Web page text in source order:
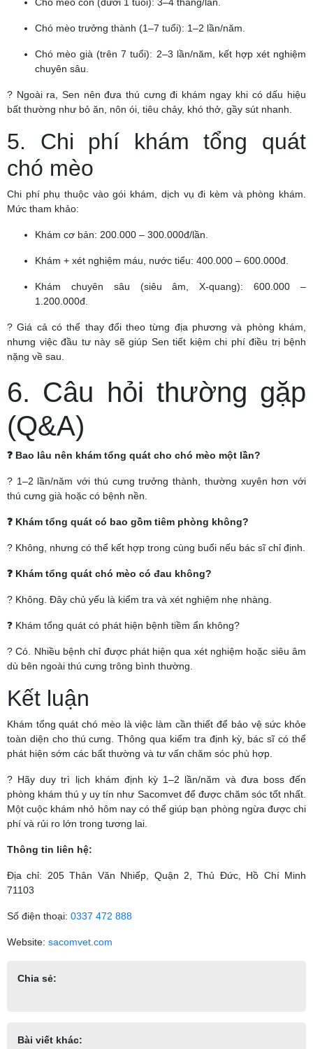
Chó mèo trưởng thành (1–7 tuổi): 1–2 lần/năm.
Chó mèo già (trên 7 tuổi): 2–3 lần/năm, kết hợp xét nghiệm
chuyên sâu.
? Ngoài ra, Sen nên đưa thú cưng đi khám ngay khi có dấu hiệu
bất thường như bỏ ăn, nôn ói, tiêu chảy, khó thở, gầy sút nhanh.
5. Chi phí khám tổng quát
chó mèo
Chi phí phụ thuộc vào gói khám, dịch vụ đi kèm và phòng khám.
Mức tham khảo:
Khám cơ bản: 200.000 – 300.000đ/lần.
Khám + xét nghiệm máu, nước tiểu: 400.000 – 600.000đ.
Khám chuyên sâu (siêu âm, X-quang): 600.000 –
1.200.000đ.
? Giá cả có thể thay đổi theo từng địa phương và phòng khám,
nhưng việc đầu tư này sẽ giúp Sen tiết kiệm chi phí điều trị bệnh
nặng về sau.
6. Câu hỏi thường gặp
(Q&A)
❓ Bao lâu nên khám tổng quát cho chó mèo một lần?
? 1–2 lần/năm với thú cưng trưởng thành, thường xuyên hơn với
thú cưng già hoặc có bệnh nền.
❓ Khám tổng quát có bao gồm tiêm phòng không?
? Không, nhưng có thể kết hợp trong cùng buổi nếu bác sĩ chỉ định.
❓ Khám tổng quát chó mèo có đau không?
? Không. Đây chủ yếu là kiểm tra và xét nghiệm nhẹ nhàng.
❓ Khám tổng quát có phát hiện bệnh tiềm ẩn không?
? Có. Nhiều bệnh chỉ được phát hiện qua xét nghiệm hoặc siêu âm
dù bên ngoài thú cưng trông bình thường.
Kết luận
Khám tổng quát chó mèo là việc làm cần thiết để bảo vệ sức khỏe
toàn diện cho thú cưng. Thông qua kiểm tra định kỳ, bác sĩ có thể
phát hiện sớm các bất thường và tư vấn chăm sóc phù hợp.
? Hãy duy trì lịch khám định kỳ 1–2 lần/năm và đưa boss đến
phòng khám thú y uy tín như Sacomvet để được chăm sóc tốt nhất.
Một cuộc khám nhỏ hôm nay có thể giúp bạn phòng ngừa được chi
phí và rủi ro lớn trong tương lai.
Thông tin liên hệ:
Địa chỉ: 205 Thân Văn Nhiếp, Quận 2, Thủ Đức, Hồ Chí Minh
71103
Số điện thoại: 0337 472 888
Website: sacomvet.com
Chia sẻ:
Bài viết khác: